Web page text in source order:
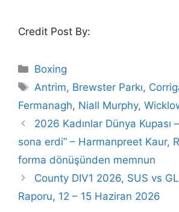
Credit Post By:
Categories
Boxing
Tags
Antrim, Brewster Parkı,
Fermanagh, Niall Murphy,
2026 Kadınlar Dünya Kupası
sona erdi” – Harmanpreet Kaur,
forma dönüşünden memnun
County DIV1 2026, SUS vs
Raporu, 12 – 15 Haziran 2026